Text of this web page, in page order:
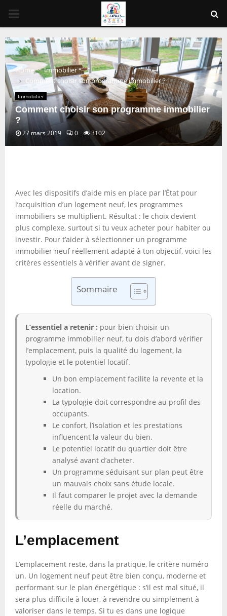
PRIMARY
MENU
Home
Immobilier
Comment choisir son programme immobilier ?
Immobilier
Comment choisir son programme immobilier
?
27 mars 2019 0 3102
Avec les dispositifs d’aide mis en place par l’État pour
l’acquisition d’un logement neuf, les programmes
immobiliers se multiplient. Résultat : le choix devient
plus complexe, surtout si tu veux acheter pour habiter ou
investir. Pour t’aider à sélectionner un programme
immobilier neuf réellement adapté à ton objectif, voici les
critères essentiels à vérifier avant de signer.
Sommaire
L’essentiel a retenir : pour bien choisir un
programme immobilier neuf, tu dois d’abord vérifier
l’emplacement, puis la qualité du logement, la
typologie et le potentiel locatif.
Un bon emplacement facilite la revente et la
location.
La typologie doit correspondre au profil des
occupants.
Le confort, l’isolation et les prestations
influencent la valeur du bien.
Le potentiel locatif du quartier doit être
analysé avant d’acheter.
Un programme séduisant sur plan peut être
un mauvais choix sans étude locale.
Il faut comparer le projet avec la demande
réelle du marché.
L’emplacement
L’emplacement reste, dans la pratique, le critère numéro
un. Un logement neuf peut être bien conçu, moderne et
performant sur le plan énergétique : s’il est mal situé, il
sera plus difficile à louer, à revendre ou simplement à
valoriser dans le temps. Si tu es dans une logique